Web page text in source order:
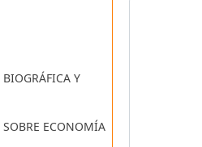
BIOGRÁFICA Y
SOBRE ECONOMÍA